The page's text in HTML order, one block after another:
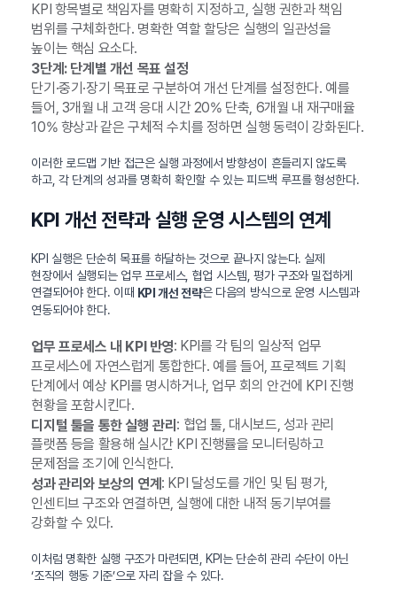
KPI 항목별로 책임자를 명확히 지정하고, 실행 권한과 책임
범위를 구체화한다. 명확한 역할 할당은 실행의 일관성을
높이는 핵심 요소다.
3단계: 단계별 개선 목표 설정
단기·중기·장기 목표로 구분하여 개선 단계를 설정한다. 예를
들어, 3개월 내 고객 응대 시간 20% 단축, 6개월 내 재구매율
10% 향상과 같은 구체적 수치를 정하면 실행 동력이 강화된다.
이러한 로드맵 기반 접근은 실행 과정에서 방향성이 흔들리지 않도록
하고, 각 단계의 성과를 명확히 확인할 수 있는 피드백 루프를 형성한다.
KPI 개선 전략과 실행 운영 시스템의 연계
KPI 실행은 단순히 목표를 하달하는 것으로 끝나지 않는다. 실제
현장에서 실행되는 업무 프로세스, 협업 시스템, 평가 구조와 밀접하게
연결되어야 한다. 이때 KPI 개선 전략은 다음의 방식으로 운영 시스템과
연동되어야 한다.
업무 프로세스 내 KPI 반영: KPI를 각 팀의 일상적 업무
프로세스에 자연스럽게 통합한다. 예를 들어, 프로젝트 기획
단계에서 예상 KPI를 명시하거나, 업무 회의 안건에 KPI 진행
현황을 포함시킨다.
디지털 툴을 통한 실행 관리 : 협업 툴, 대시보드, 성과 관리
플랫폼 등을 활용해 실시간 KPI 진행률을 모니터링하고
문제점을 조기에 인식한다.
성과 관리와 보상의 연계 : KPI 달성도를 개인 및 팀 평가,
인센티브 구조와 연결하면, 실행에 대한 내적 동기부여를
강화할 수 있다.
이처럼 명확한 실행 구조가 마련되면, KPI는 단순히 관리 수단이 아닌
‘조직의 행동 기준’으로 자리 잡을 수 있다.